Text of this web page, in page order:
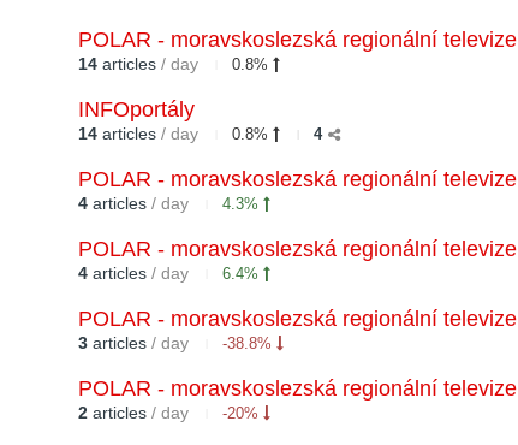
POLAR - moravskoslezská regionální televize
14 articles/ day 0.8%
INFOportály
14 articles/ day 0.8% 4
POLAR - moravskoslezská regionální televize
4 articles/ day 4.3%
POLAR - moravskoslezská regionální televize
4 articles/ day 6.4%
POLAR - moravskoslezská regionální televize
3 articles/ day -38.8%
POLAR - moravskoslezská regionální televize
2 articles/ day -20%